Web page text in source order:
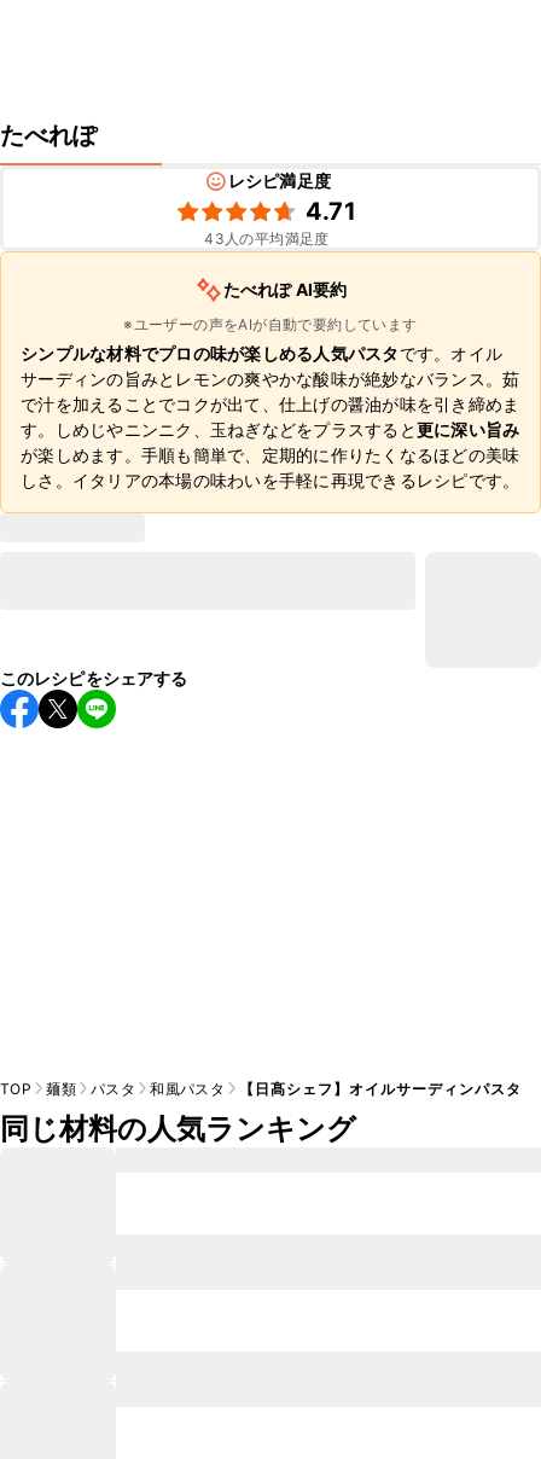
たべれぽ
レシピ満足度
4.71
43 人の平均満足度
たべれぽ AI要約
※ユーザーの声をAIが自動で要約しています
シンプルな材料でプロの味が楽しめる人気パスタ です。オイル
サーディンの旨みとレモンの爽やかな酸味が絶妙なバランス。茹
で汁を加えることでコクが出て、仕上げの醤油が味を引き締めま
す。しめじやニンニク、玉ねぎなどをプラスすると更に深い旨み
が楽しめます。手順も簡単で、定期的に作りたくなるほどの美味
しさ。イタリアの本場の味わいを手軽に再現できるレシピです。
このレシピをシェアする
TOP 麺類 パスタ 和風パスタ 【日髙シェフ】オイルサーディンパスタ
同じ材料の人気ランキング